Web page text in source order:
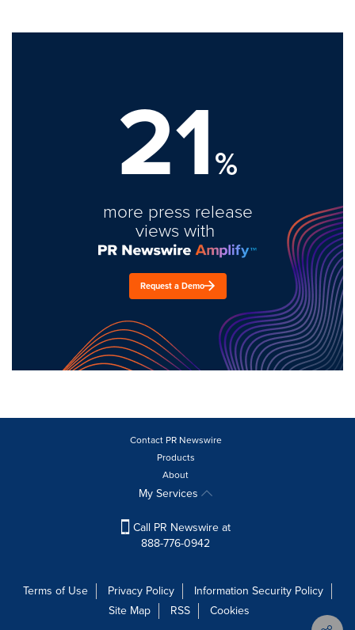
21%
more press release
views with
Request a Demo
Contact PR Newswire
Products
About
My Services
Call PR Newswire at
888-776-0942
Terms of Use Privacy Policy
Information Security Policy
Site Map
RSS
Cookies